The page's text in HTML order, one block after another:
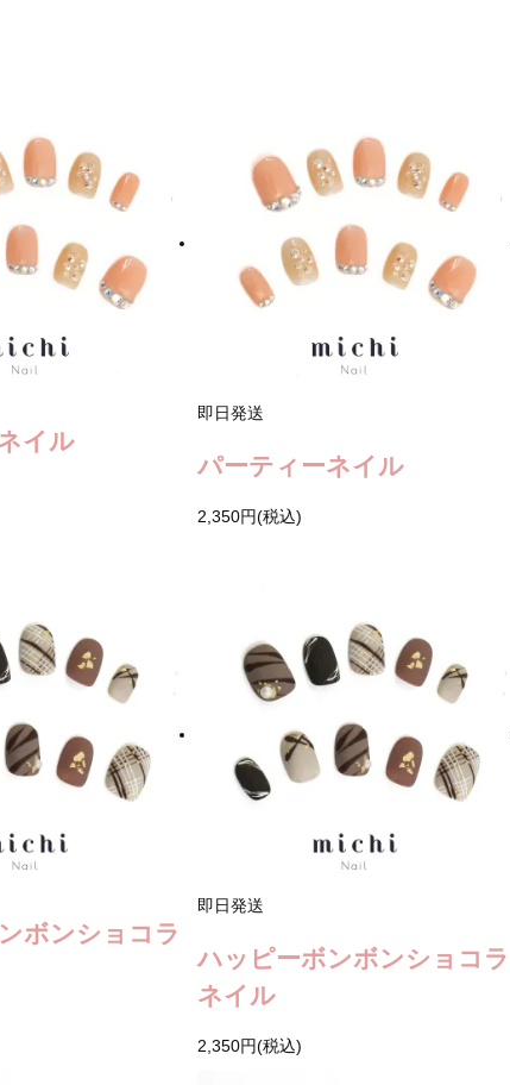
イル
即日発送
パーティーネイル
2,350円(税込)
ボンショコラ
即日発送
ハッピーボンボンショコラ
ネイル
2,350円(税込)